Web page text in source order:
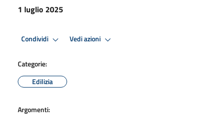
1 luglio 2025
Condividi Vedi azioni
Categorie:
Edilizia
Argomenti: